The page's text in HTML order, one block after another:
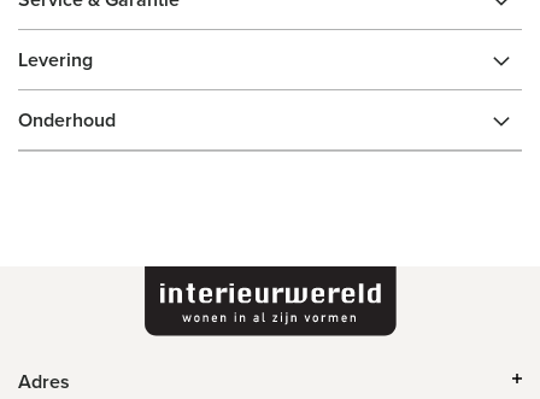
Levering
Onderhoud
Adres